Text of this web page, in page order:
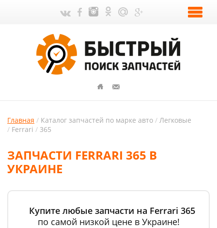
Главная Каталог запчастей по марке авто
Легковые
Ferrari
365
ЗАПЧАСТИ FERRARI 365 В
УКРАИНЕ
Купите любые запчасти на Ferrari 365
по самой низкой цене в Украине!